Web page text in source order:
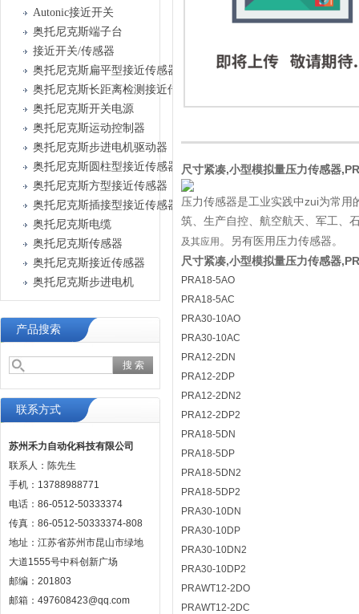
Autonic接近开关
奥托尼克斯端子台
接近开关/传感器
奥托尼克斯扁平型接近传感器
奥托尼克斯长距离检测接近传感器
奥托尼克斯开关电源
奥托尼克斯运动控制器
奥托尼克斯步进电机驱动器
奥托尼克斯圆柱型接近传感器
奥托尼克斯方型接近传感器
奥托尼克斯插接型接近传感器
奥托尼克斯电缆
奥托尼克斯传感器
奥托尼克斯接近传感器
奥托尼克斯步进电机
产品搜索
联系方式
苏州禾力自动化科技有限公司
联系人：陈先生
手机：13788988771
电话：86-0512-50333374
传真：86-0512-50333374-808
地址：江苏省苏州市昆山市绿地
大道1555号中科创新广场
邮编：201803
邮箱：497608423@qq.com
尺寸紧凑,小型模拟量压力传感器
压力传感器是工业实践中zui为常
筑、生产自控、航空航天、军工、
及其应用 。另有医用压力传感器。
尺寸紧凑,小型模拟量压力传感器
PRA18-5AO
PRA18-5AC
PRA30-10AO
PRA30-10AC
PRA12-2DN
PRA12-2DP
PRA12-2DN2
PRA12-2DP2
PRA18-5DN
PRA18-5DP
PRA18-5DN2
PRA18-5DP2
PRA30-10DN
PRA30-10DP
PRA30-10DN2
PRA30-10DP2
PRAWT12-2DO
PRAWT12-2DC